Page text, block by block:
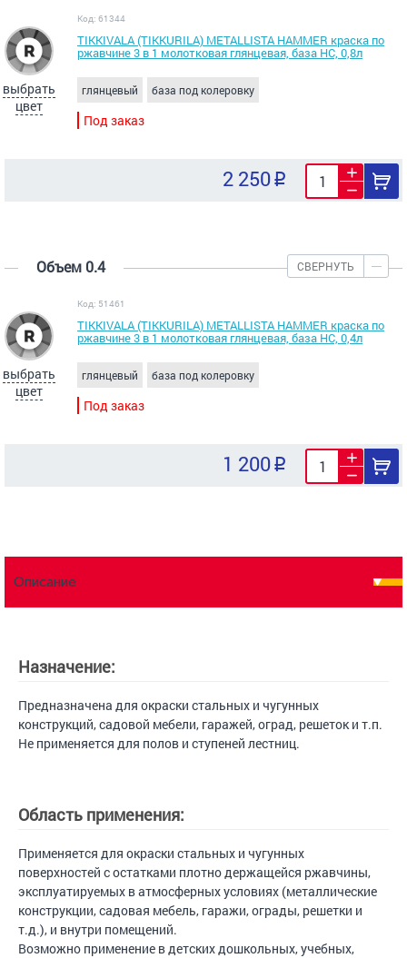
выбрать
цвет
Код: 61344
TIKKIVALA (TIKKURILA) METALLISTA HAMMER краска по
ржавчине 3 в 1 молотковая глянцевая, база HC, 0,8л
глянцевый база под колеровку
Под заказ
2 250
Объем 0.4 СВЕРНУТЬ
выбрать
цвет
Код: 51461
TIKKIVALA (TIKKURILA) METALLISTA HAMMER краска по
ржавчине 3 в 1 молотковая глянцевая, база HC, 0,4л
глянцевый база под колеровку
Под заказ
1 200
Описание
Назначение:
Предназначена для окраски стальных и чугунных
конструкций, садовой мебели, гаражей, оград, решеток и т.п.
Не применяется для полов и ступеней лестниц.
Область применения:
Применяется для окраски стальных и чугунных
поверхностей с остатками плотно держащейся ржавчины,
эксплуатируемых в атмосферных условиях (металлические
конструкции, садовая мебель, гаражи, ограды, решетки и
т.д.), и внутри помещений.
Возможно применение в детских дошкольных, учебных,